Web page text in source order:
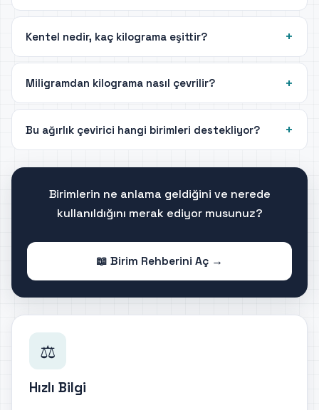
Kentel nedir, kaç kilograma eşittir?
Miligramdan kilograma nasıl çevrilir?
Bu ağırlık çevirici hangi birimleri destekliyor?
Birimlerin ne anlama geldiğini ve nerede
kullanıldığını merak ediyor musunuz?
📖 Birim Rehberini Aç →
⚖️
Hızlı Bilgi